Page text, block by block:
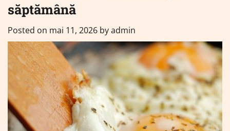
săptămână
Posted on mai 11, 2026 byadmin